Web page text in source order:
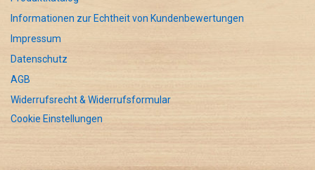
Informationen zur Echtheit von Kundenbewertungen
Impressum
Datenschutz
AGB
Widerrufsrecht & Widerrufsformular
Cookie Einstellungen